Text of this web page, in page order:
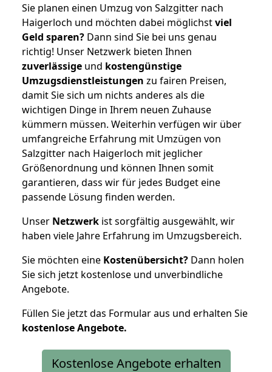
Sie planen einen Umzug von Salzgitter nach
Haigerloch und möchten dabei möglichstviel
Geld sparen? Dann sind Sie bei uns genau
richtig! Unser Netzwerk bieten Ihnen
zuverlässige und kostengünstige
Umzugsdienstleistungen zu fairen Preisen,
damit Sie sich um nichts anderes als die
wichtigen Dinge in Ihrem neuen Zuhause
kümmern müssen. Weiterhin verfügen wir über
umfangreiche Erfahrung mit Umzügen von
Salzgitter nach Haigerloch mit jeglicher
Größenordnung und können Ihnen somit
garantieren, dass wir für jedes Budget eine
passende Lösung finden werden.
Unser Netzwerk ist sorgfältig ausgewählt, wir
haben viele Jahre Erfahrung im Umzugsbereich.
Sie möchten eine Kostenübersicht? Dann holen
Sie sich jetzt kostenlose und unverbindliche
Angebote.
Füllen Sie jetzt das Formular aus und erhalten Sie
kostenloseAngebote.
Kostenlose Angebote erhalten